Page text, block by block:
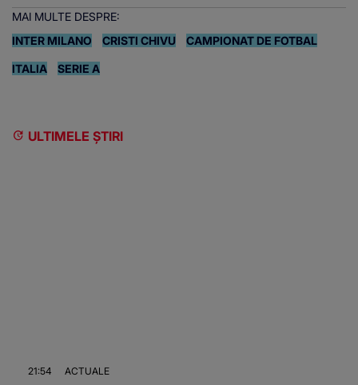
MAI MULTE DESPRE:
INTER MILANO
CRISTI CHIVU CAMPIONAT DE FOTBAL
ITALIA SERIE A
ULTIMELE ȘTIRI
21:54 ACTUALE